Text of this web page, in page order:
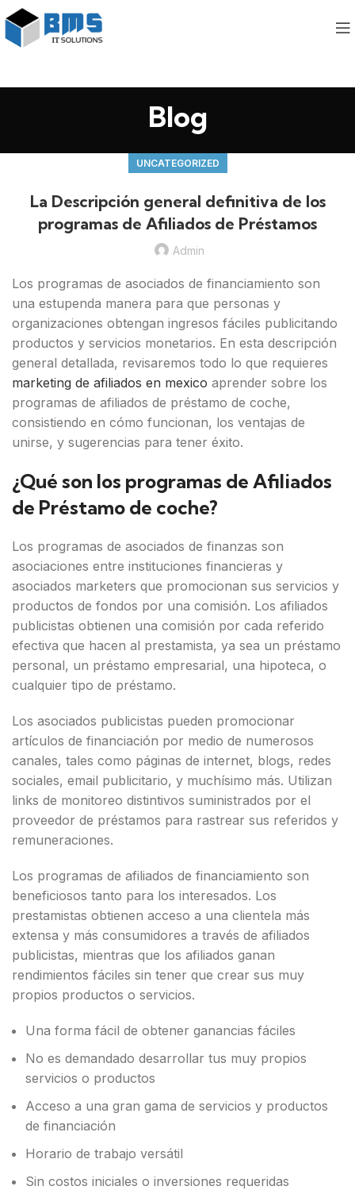
Blog
UNCATEGORIZED
La Descripción general definitiva de los
programas de Afiliados de Préstamos
Admin
Los programas de asociados de financiamiento son
una estupenda manera para que personas y
organizaciones obtengan ingresos fáciles publicitando
productos y servicios monetarios. En esta descripción
general detallada, revisaremos todo lo que requieres
marketing de afiliados en mexico aprender sobre los
programas de afiliados de préstamo de coche,
consistiendo en cómo funcionan, los ventajas de
unirse, y sugerencias para tener éxito.
¿Qué son los programas de Afiliados
de Préstamo de coche?
Los programas de asociados de finanzas son
asociaciones entre instituciones financieras y
asociados marketers que promocionan sus servicios y
productos de fondos por una comisión. Los afiliados
publicistas obtienen una comisión por cada referido
efectiva que hacen al prestamista, ya sea un préstamo
personal, un préstamo empresarial, una hipoteca, o
cualquier tipo de préstamo.
Los asociados publicistas pueden promocionar
artículos de financiación por medio de numerosos
canales, tales como páginas de internet, blogs, redes
sociales, email publicitario, y muchísimo más. Utilizan
links de monitoreo distintivos suministrados por el
proveedor de préstamos para rastrear sus referidos y
remuneraciones.
Los programas de afiliados de financiamiento son
beneficiosos tanto para los interesados. Los
prestamistas obtienen acceso a una clientela más
extensa y más consumidores a través de afiliados
publicistas, mientras que los afiliados ganan
rendimientos fáciles sin tener que crear sus muy
propios productos o servicios.
Una forma fácil de obtener ganancias fáciles
No es demandado desarrollar tus muy propios
servicios o productos
Acceso a una gran gama de servicios y productos
de financiación
Horario de trabajo versátil
Sin costos iniciales o inversiones requeridas